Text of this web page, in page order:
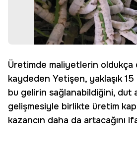
Üretimde maliyetlerin oldukça
kaydeden Yetişen, yaklaşık
bu gelirin sağlanabildiğini, dut
gelişmesiyle birlikte üretim
kazancın daha da artacağını